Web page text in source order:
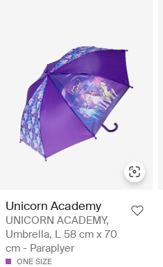
Unicorn Academy
UNICORN ACADEMY,
Umbrella, L 58 cm x 70
cm - Paraplyer
ONE SIZE